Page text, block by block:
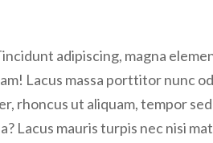
adipiscing, magna
Lacus massa porttitor nunc
rhoncus ut aliquam, tempor
Lacus mauris turpis nec nisi